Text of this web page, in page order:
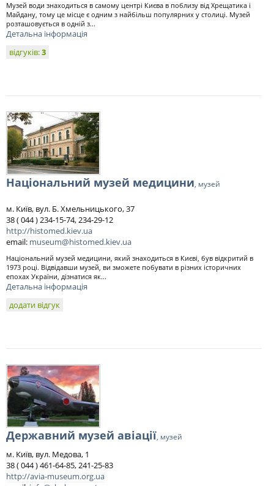
Музей води знаходиться в самому центрі Києва в поблизу від Хрещатика і
Майдану, тому це місце є одним з найбільш популярних у столиці. Музей
розташовується в одній з...
Детальна інформація
відгуків:3
Національний музей медицини, музей
м. Київ, вул. Б. Хмельницького, 37
38 ( 044 ) 234-15-74, 234-29-12
http://histomed.kiev.ua
email: museum@histomed.kiev.ua
Національний музей медицини, який знаходиться в Києві, був відкритий в
1973 році. Відвідавши музей, ви зможете побувати в різних історичних
епохах України, дізнатися як...
Детальна інформація
додати відгук
Державний музей авіації, музей
м. Київ, вул. Медова, 1
38 ( 044 ) 461-64-85, 241-25-83
http://avia-museum.org.ua